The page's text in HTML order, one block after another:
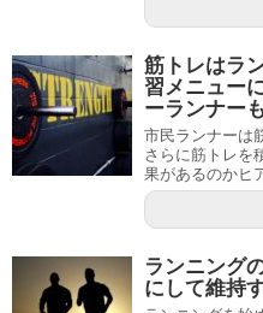
筋トレはラ
習メニュー
ーランナー
市民ランナーは
さらに筋トレを
果があるのかヒ
ランニング
にして維持